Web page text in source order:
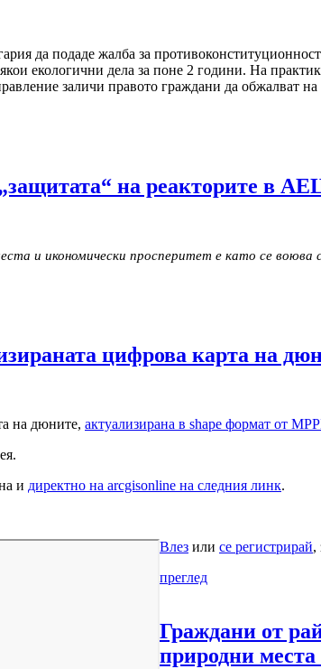
да подаде жалба за
екологични дела за поне 2 години. На
заличи правото граждани да обжалват
на реакторите в
и икономически просперитет е като се воюва
цифрова карта на
на дюните, актуализирана в shape формат от
и директно на arcgisonline на следния линк.
Влез или се регистрирай,
преглед
Граждани от
природни места